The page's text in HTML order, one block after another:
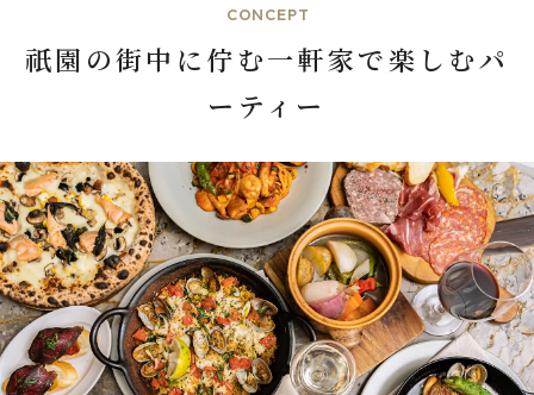
CONCEPT
祇園の街中に佇む一軒家で楽しむパ
ーティー